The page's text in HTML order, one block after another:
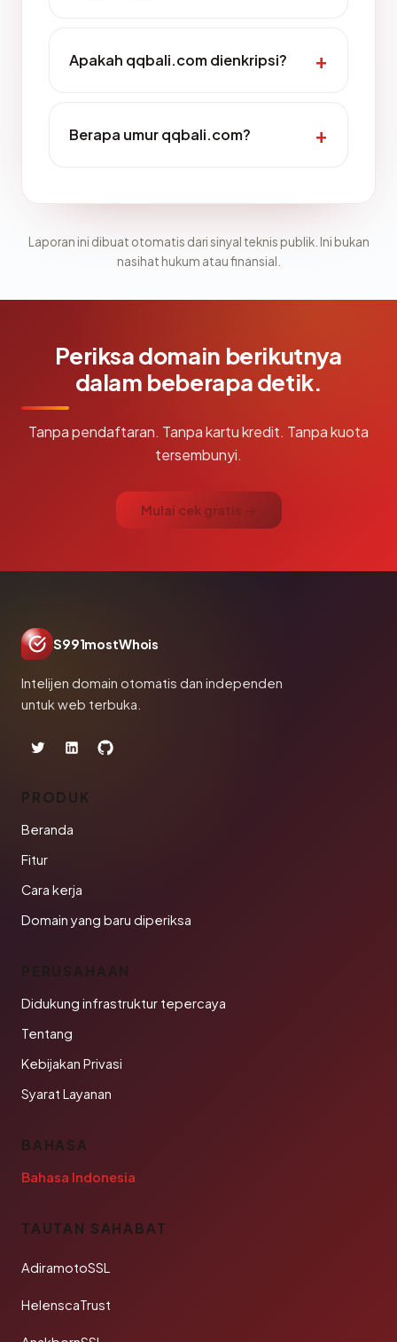
Apakah qqbali.com dienkripsi?
Berapa umur qqbali.com?
Laporan ini dibuat otomatis dari sinyal teknis publik. Ini bukan
nasihat hukum atau finansial.
Periksa domain berikutnya
dalam beberapa detik.
Tanpa pendaftaran. Tanpa kartu kredit. Tanpa kuota
tersembunyi.
Mulai cek gratis →
S991mostWhois
Intelijen domain otomatis dan independen
untuk web terbuka.
PRODUK
Beranda
Fitur
Cara kerja
Domain yang baru diperiksa
PERUSAHAAN
Didukung infrastruktur tepercaya
Tentang
Kebijakan Privasi
Syarat Layanan
BAHASA
Bahasa Indonesia
TAUTAN SAHABAT
AdiramotoSSL
HelenscaTrust